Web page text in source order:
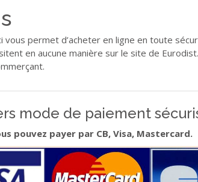
vous permet d’acheter en ligne en toute
en aucune manière sur le site de
mode de paiement
pouvez payer par CB, Visa, Mastercard.